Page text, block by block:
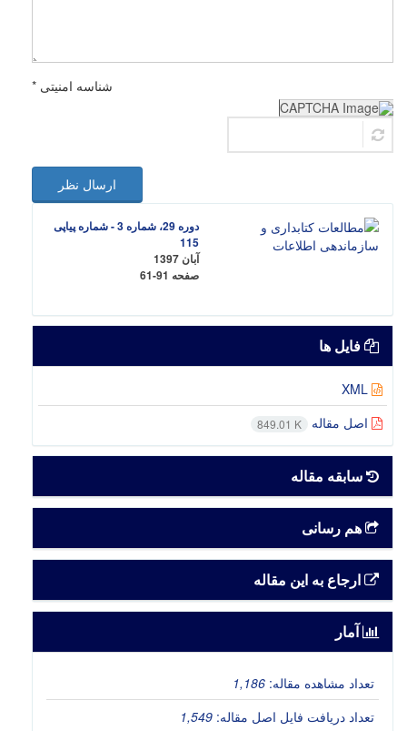
شناسه امنیتی *
ارسال نظر
دوره 29، شماره 3 - شماره پیاپی
115
آبان 1397
صفحه 61-91
فایل ها
اصل مقاله
849.01 K
سابقه مقاله
هم رسانی
ارجاع به این مقاله
آمار
تعداد مشاهده مقاله: 1,186
تعداد دریافت فایل اصل مقاله: 1,549